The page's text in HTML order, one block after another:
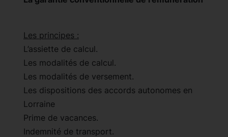
Les principes :
L’assiette de calcul.
Les modalités de calcul.
Les modalités de versement.
Les dispositions des accords autonomes en
Lorraine
Prime de vacances.
Indemnité de transport.